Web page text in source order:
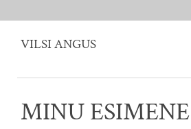
VILSI ANGUS
MINU ESIMENE